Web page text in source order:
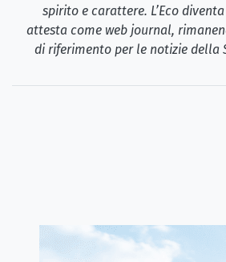
spirito e carattere. L’Eco
attesta come web journal,
di riferimento per le notizie della